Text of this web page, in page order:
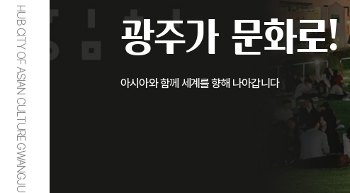
HUB CITY OF ASIAN CULTURE GWANGJU 광주가 문화로!
아시아와 함께 세계를 향해 나아갑니다